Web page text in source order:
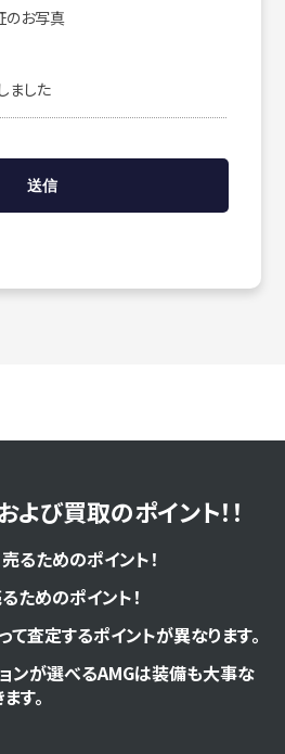
お写真
ました
び買取のポイント！！
るためのポイント！
ためのポイント！
て査定するポイントが異なります。
ンが選べるAMGは装備も大事な
す。